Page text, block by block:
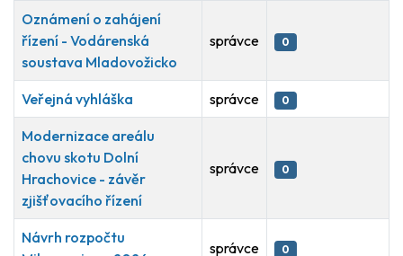
Oznámení o zahájení
řízení - Vodárenská
soustava Mladovožicko
správce 0
Veřejná vyhláška správce 0
Modernizace areálu
chovu skotu Dolní
Hrachovice - závěr
zjišťovacího řízení
správce 0
Návrh rozpočtu
správce 0